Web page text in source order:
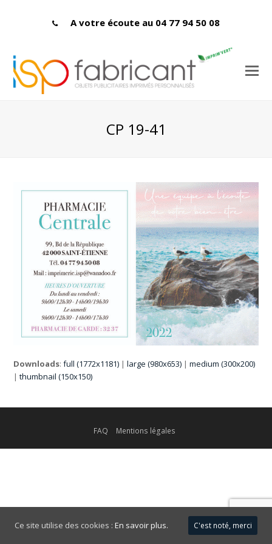
A votre écoute au 04 77 94 50 08
CP 19-41
Downloads:full (1772x1181) |large (980x653) |medium (300x200)
|thumbnail (150x150)
FAQ Mentions légales
Ce site utilise des cookies : En savoir plus. C'est noté, merci